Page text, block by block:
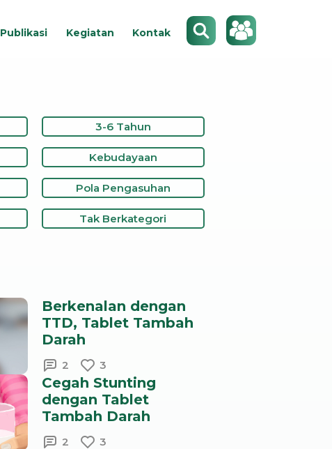
Publikasi Kegiatan Kontak
Search
3-6 Tahun
Kebudayaan
Pola Pengasuhan
Tak Berkategori
Berkenalan dengan
TTD, Tablet Tambah
Darah
2 3
Cegah Stunting
dengan Tablet
Tambah Darah
2 3